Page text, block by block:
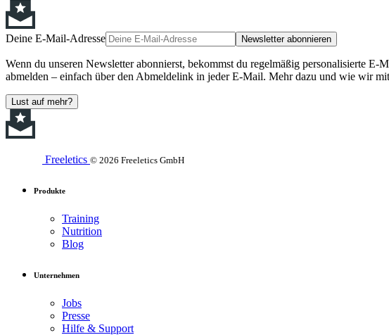
Deine E-Mail-Adresse Newsletter abonnieren
Wenn du unseren Newsletter abonnierst, bekommst du regelmäßig personalisierte
abmelden – einfach über den Abmeldelink in jeder E-Mail. Mehr dazu und wie wir
Lust auf mehr?
Freeletics © 2026 Freeletics GmbH
Produkte
Training
Nutrition
Blog
Unternehmen
Jobs
Presse
Hilfe & Support